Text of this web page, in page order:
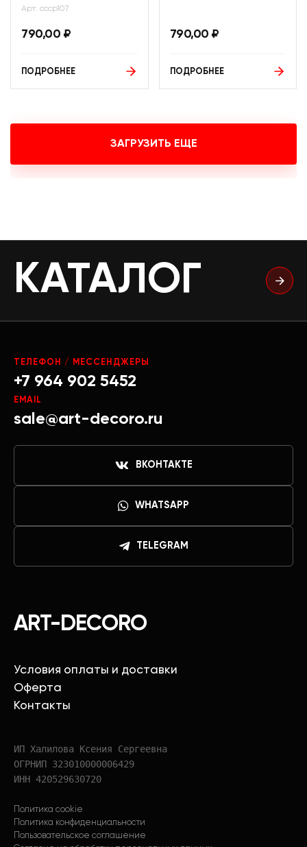
Арт: ссср107
790,00 ₽
ПОДРОБНЕЕ
790,00 ₽
ПОДРОБНЕЕ
ЗАГРУЗИТЬ ЕЩЕ
КАТАЛОГ
ART-DECORO
Условия оплаты и доставки
Оферта
Контакты
ИП Халилова Ксения Сергеевна
ОГРНИП 323010000006429
ИНН 420529630720
Политика cookie
Политика конфиденциальности
Пользовательское соглашение
ТЕЛЕФОН / МЕССЕНДЖЕРЫ
+7 964 902 5452
EMAIL
sale@art-decoro.ru
ВКОНТАКТЕ
WHATSAPP
TELEGRAM